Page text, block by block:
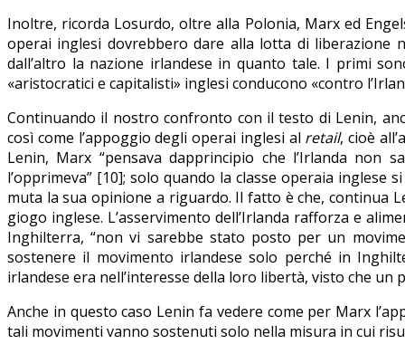
Inoltre, ricorda Losurdo, oltre alla Polonia, Marx ed
operai inglesi dovrebbero dare alla lotta di liberazione
dall’altro la nazione irlandese in quanto tale. I primi
«aristocratici e capitalisti» inglesi conducono «contro
Continuando il nostro confronto con il testo di Lenin,
così come l’appoggio degli operai inglesi al retail, cioè
Lenin, Marx “pensava dapprincipio che l’Irlanda non
l’opprimeva” [10]; solo quando la classe operaia
muta la sua opinione a riguardo. Il fatto è che, continua
giogo inglese. L’asservimento dell’Irlanda rafforza e
Inghilterra, “non vi sarebbe stato posto per un
sostenere il movimento irlandese solo perché in
irlandese era nell’interesse della loro libertà, visto che
Anche in questo caso Lenin fa vedere come per Marx
tali movimenti vanno sostenuti solo nella misura in cui